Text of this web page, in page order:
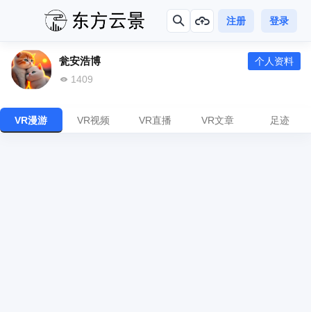
注册 登录
瓮安浩博
1409
个人资料
VR漫游 VR视频 VR直播 VR文章 足迹